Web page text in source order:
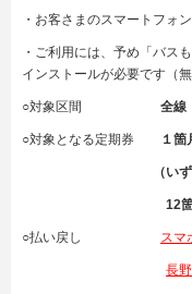
・お客さまのスマートフォ
・ご利用には、予め「バス
インストールが必要です（無
○対象区間
○対象となる定期券 １箇
（いずれも通勤・
12
○払い戻し スマ
長